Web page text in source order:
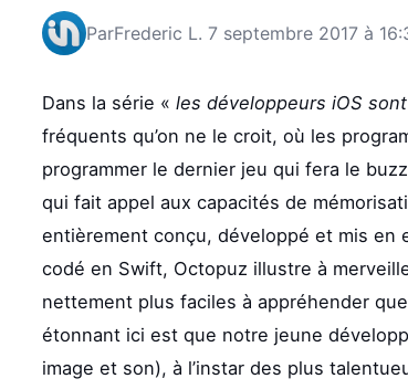
ParFrederic L. 7 septembre 2017 à
Dans la série « les développeurs iOS
fréquents qu’on ne le croit, où les
programmer le dernier jeu qui fera le
qui fait appel aux capacités de
entièrement conçu, développé et mis en
codé en Swift, Octopuz illustre à
nettement plus faciles à appréhender
étonnant ici est que notre jeune
image et son), à l’instar des plus